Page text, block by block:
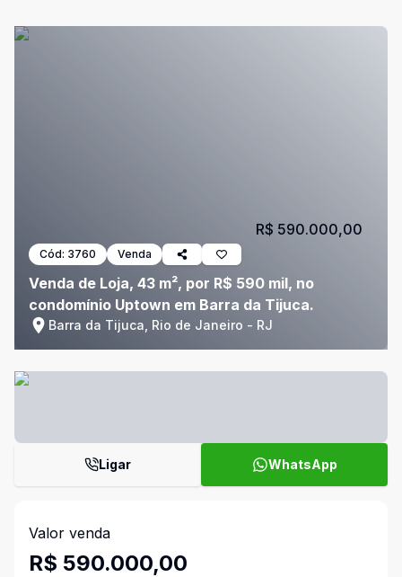
Cód: 3760 Venda
Venda de Loja, 43 m², por R$ 590 mil, no
condomínio Uptown em Barra da Tijuca.
Barra da Tijuca, Rio de Janeiro - RJ
R$ 590.000,00
Ligar WhatsApp
Valor venda
R$ 590.000,00